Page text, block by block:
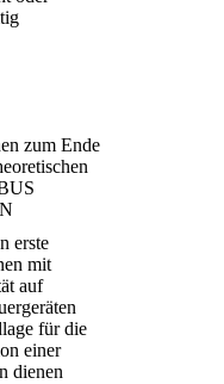
zum Ende
erste
mit
auf
für die
einer
dienen